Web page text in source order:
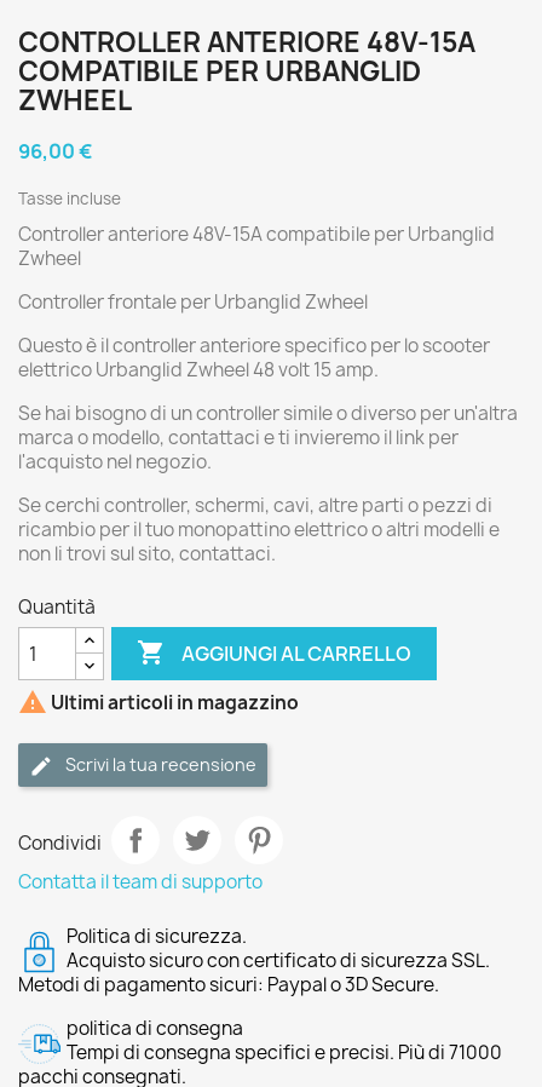
CONTROLLER ANTERIORE 48V-15A
COMPATIBILE PER URBANGLID
ZWHEEL
96,00 €
Tasse incluse
Controller anteriore 48V-15A compatibile per Urbanglid
Zwheel
Controller frontale per Urbanglid Zwheel
Questo è il controller anteriore specifico per lo scooter
elettrico Urbanglid Zwheel 48 volt 15 amp.
Se hai bisogno di un controller simile o diverso per un'altra
marca o modello, contattaci e ti invieremo il link per
l'acquisto nel negozio.
Se cerchi controller, schermi, cavi, altre parti o pezzi di
ricambio per il tuo monopattino elettrico o altri modelli e
non li trovi sul sito, contattaci.
Quantità
 AGGIUNGI AL CARRELLO
 Ultimi articoli in magazzino
Scrivi la tua recensione
Condividi
Contatta il team di supporto
Politica di sicurezza.
Acquisto sicuro con certificato di sicurezza SSL.
Metodi di pagamento sicuri: Paypal o 3D Secure.
politica di consegna
Tempi di consegna specifici e precisi. Più di 71000
pacchi consegnati.